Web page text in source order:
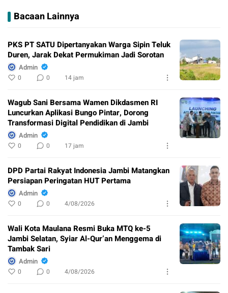
Bacaan Lainnya
PKS PT SATU Dipertanyakan Warga Sipin Teluk
Duren, Jarak Dekat Permukiman Jadi Sorotan
Admin
0 0 14 jam
Wagub Sani Bersama Wamen Dikdasmen RI
Luncurkan Aplikasi Bungo Pintar, Dorong
Transformasi Digital Pendidikan di Jambi
Admin
0 0 17 jam
DPD Partai Rakyat Indonesia Jambi Matangkan
Persiapan Peringatan HUT Pertama
Admin
0 0 4/08/2026
Wali Kota Maulana Resmi Buka MTQ ke-5
Jambi Selatan, Syiar Al-Qur’an Menggema di
Tambak Sari
Admin
0 0 4/08/2026